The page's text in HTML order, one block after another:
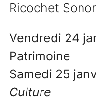
Ricochet
Vendredi 24
Patrimoine
Samedi 25
Culture